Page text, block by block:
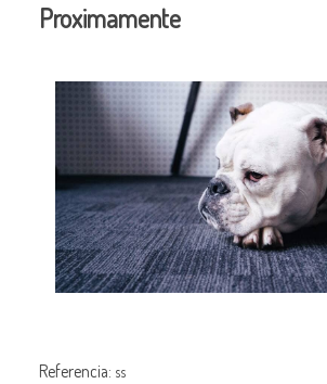
Proximamente
Referencia: ss